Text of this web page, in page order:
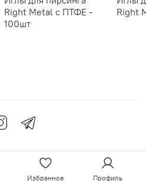
Right Metal c ПТФЕ -
100шт
Right
Избранное Профиль